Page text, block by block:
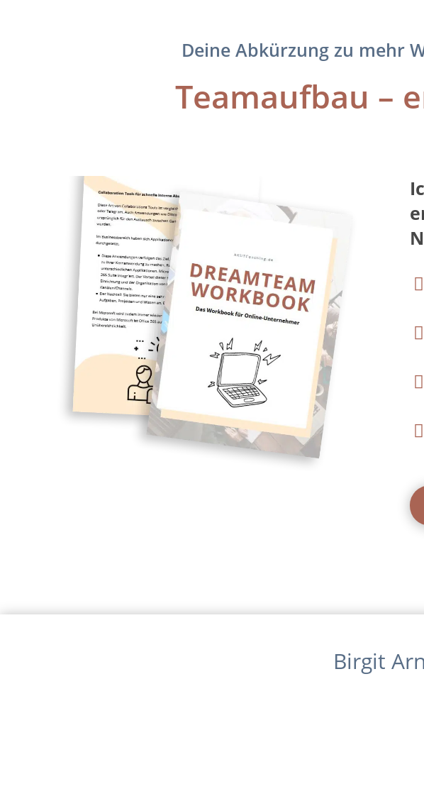
Deine Abkürzung zu mehr
Teamaufbau –




Birgit